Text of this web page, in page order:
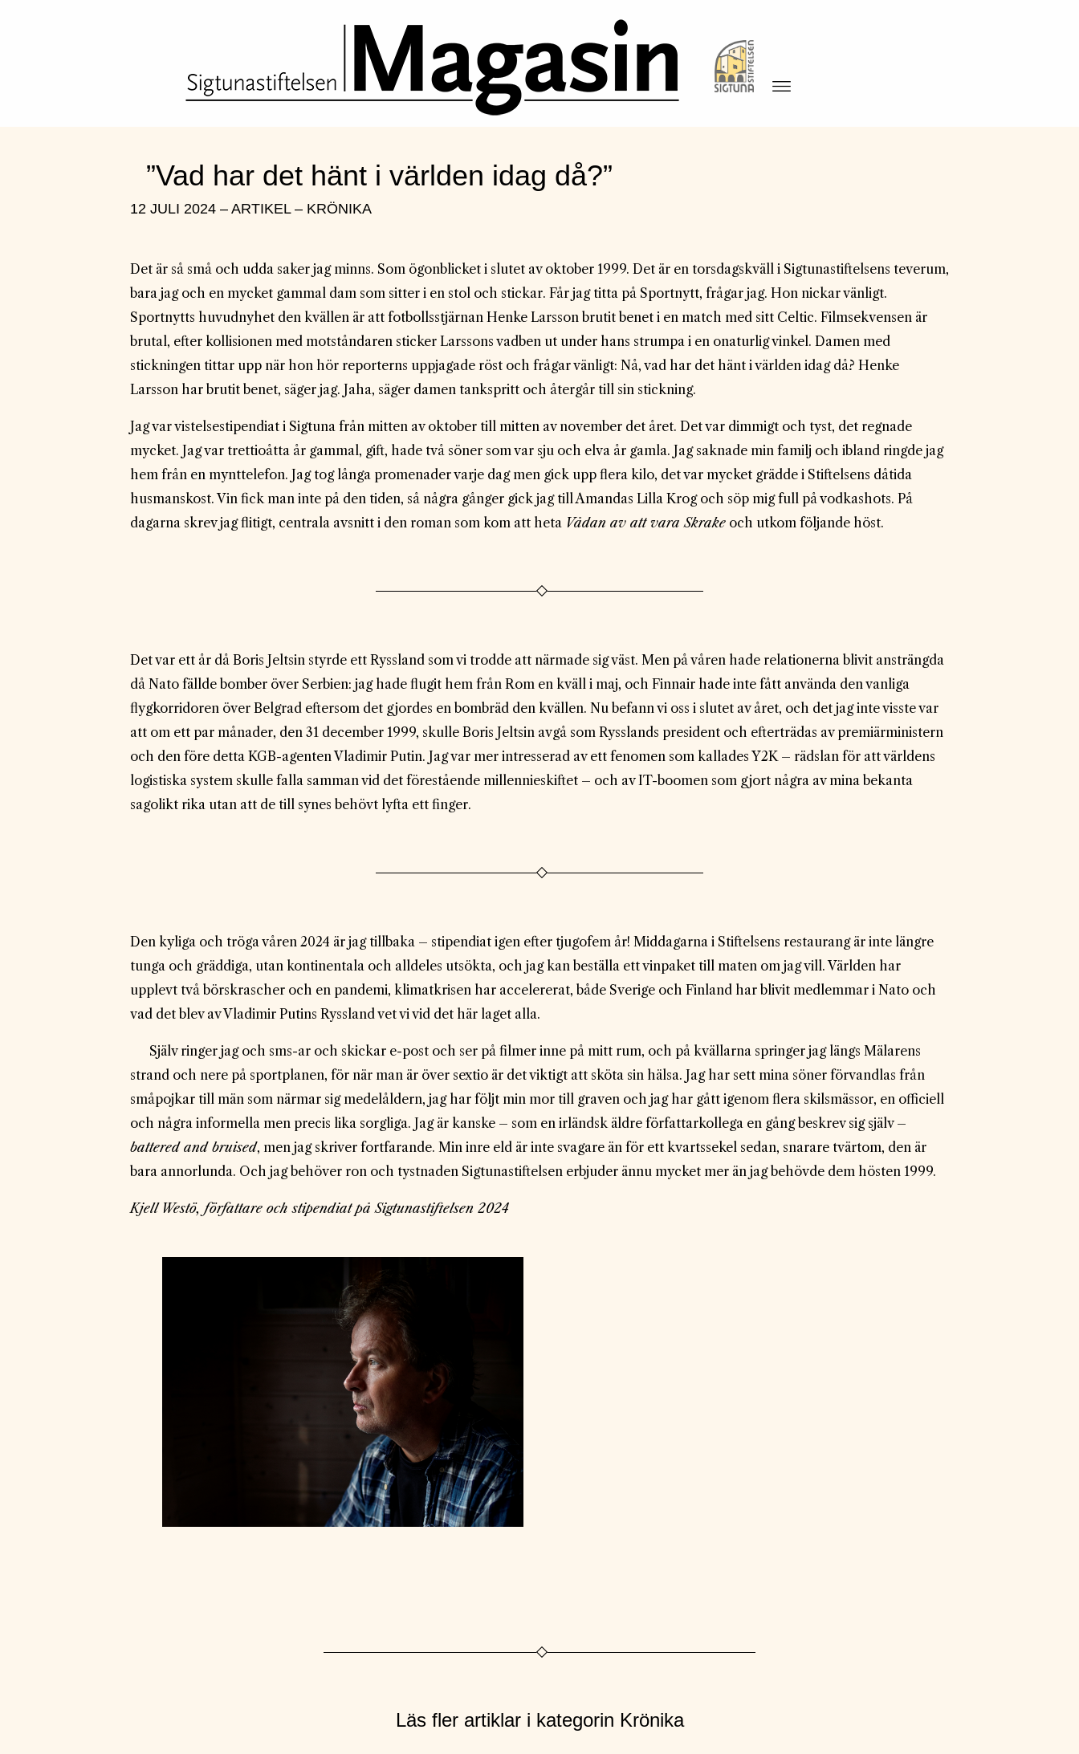
”Vad har det hänt i världen idag då?”
12 JULI 2024 – ARTIKEL – KRÖNIKA
Det är så små och udda saker jag minns. Som ögonblicket i slutet av oktober 1999. Det är en torsdagskväll i Sigtunastiftelsens teverum,
bara jag och en mycket gammal dam som sitter i en stol och stickar. Får jag titta på Sportnytt, frågar jag. Hon nickar vänligt.
Sportnytts huvudnyhet den kvällen är att fotbollsstjärnan Henke Larsson brutit benet i en match med sitt Celtic. Filmsekvensen är
brutal, efter kollisionen med motståndaren sticker Larssons vadben ut under hans strumpa i en onaturlig vinkel. Damen med
stickningen tittar upp när hon hör reporterns uppjagade röst och frågar vänligt: Nå, vad har det hänt i världen idag då? Henke
Larsson har brutit benet, säger jag. Jaha, säger damen tankspritt och återgår till sin stickning.
Jag var vistelsestipendiat i Sigtuna från mitten av oktober till mitten av november det året. Det var dimmigt och tyst, det regnade
mycket. Jag var trettioåtta år gammal, gift, hade två söner som var sju och elva år gamla. Jag saknade min familj och ibland ringde jag
hem från en mynttelefon. Jag tog långa promenader varje dag men gick upp flera kilo, det var mycket grädde i Stiftelsens dåtida
husmanskost. Vin fick man inte på den tiden, så några gånger gick jag till Amandas Lilla Krog och söp mig full på vodkashots. På
dagarna skrev jag flitigt, centrala avsnitt i den roman som kom att heta Vådan av att vara Skrake och utkom följande höst.
Det var ett år då Boris Jeltsin styrde ett Ryssland som vi trodde att närmade sig väst. Men på våren hade relationerna blivit ansträngda
då Nato fällde bomber över Serbien: jag hade flugit hem från Rom en kväll i maj, och Finnair hade inte fått använda den vanliga
flygkorridoren över Belgrad eftersom det gjordes en bombräd den kvällen. Nu befann vi oss i slutet av året, och det jag inte visste var
att om ett par månader, den 31 december 1999, skulle Boris Jeltsin avgå som Rysslands president och efterträdas av premiärministern
och den före detta KGB-agenten Vladimir Putin. Jag var mer intresserad av ett fenomen som kallades Y2K – rädslan för att världens
logistiska system skulle falla samman vid det förestående millennieskiftet – och av IT-boomen som gjort några av mina bekanta
sagolikt rika utan att de till synes behövt lyfta ett finger.
Den kyliga och tröga våren 2024 är jag tillbaka – stipendiat igen efter tjugofem år! Middagarna i Stiftelsens restaurang är inte längre
tunga och gräddiga, utan kontinentala och alldeles utsökta, och jag kan beställa ett vinpaket till maten om jag vill. Världen har
upplevt två börskrascher och en pandemi, klimatkrisen har accelererat, både Sverige och Finland har blivit medlemmar i Nato och
vad det blev av Vladimir Putins Ryssland vet vi vid det här laget alla.
Själv ringer jag och sms-ar och skickar e-post och ser på filmer inne på mitt rum, och på kvällarna springer jag längs Mälarens
strand och nere på sportplanen, för när man är över sextio är det viktigt att sköta sin hälsa. Jag har sett mina söner förvandlas från
småpojkar till män som närmar sig medelåldern, jag har följt min mor till graven och jag har gått igenom flera skilsmässor, en officiell
och några informella men precis lika sorgliga. Jag är kanske – som en irländsk äldre författarkollega en gång beskrev sig själv –
battered and bruised, men jag skriver fortfarande. Min inre eld är inte svagare än för ett kvartssekel sedan, snarare tvärtom, den är
bara annorlunda. Och jag behöver ron och tystnaden Sigtunastiftelsen erbjuder ännu mycket mer än jag behövde dem hösten 1999.
Kjell Westö, författare och stipendiat på Sigtunastiftelsen 2024
Läs fler artiklar i kategorin Krönika